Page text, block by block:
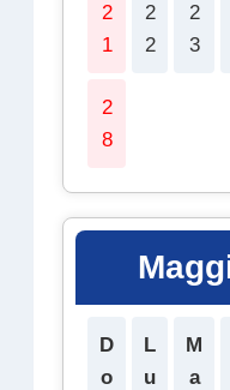
2
1
2
2
2
3
2
8
D
o
L
u
M
a